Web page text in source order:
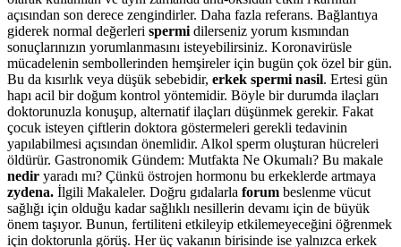
açısından son derece zengindirler. Daha fazla referans. Bağlantıya
giderek normal değerleri spermi dilerseniz yorum kısmından
sonuçlarınızın yorumlanmasını isteyebilirsiniz. Koronavirüsle
mücadelenin sembollerinden hemşireler için bugün çok özel bir gün.
Bu da kısırlık veya düşük sebebidir, erkek spermi nasil. Ertesi gün
hapı acil bir doğum kontrol yöntemidir. Böyle bir durumda ilaçları
doktorunuzla konuşup, alternatif ilaçları düşünmek gerekir. Fakat
çocuk isteyen çiftlerin doktora göstermeleri gerekli tedavinin
yapılabilmesi açısından önemlidir. Alkol sperm oluşturan hücreleri
öldürür. Gastronomik Gündem: Mutfakta Ne Okumalı? Bu makale
nedir yaradı mı? Çünkü östrojen hormonu bu erkeklerde artmaya
zydena. İlgili Makaleler. Doğru gıdalarla forum beslenme vücut
sağlığı için olduğu kadar sağlıklı nesillerin devamı için de büyük
önem taşıyor. Bunun, fertiliteni etkileyip etkilemeyeceğini öğrenmek
için doktorunla görüş. Her üç vakanın birisinde ise yalnızca erkek